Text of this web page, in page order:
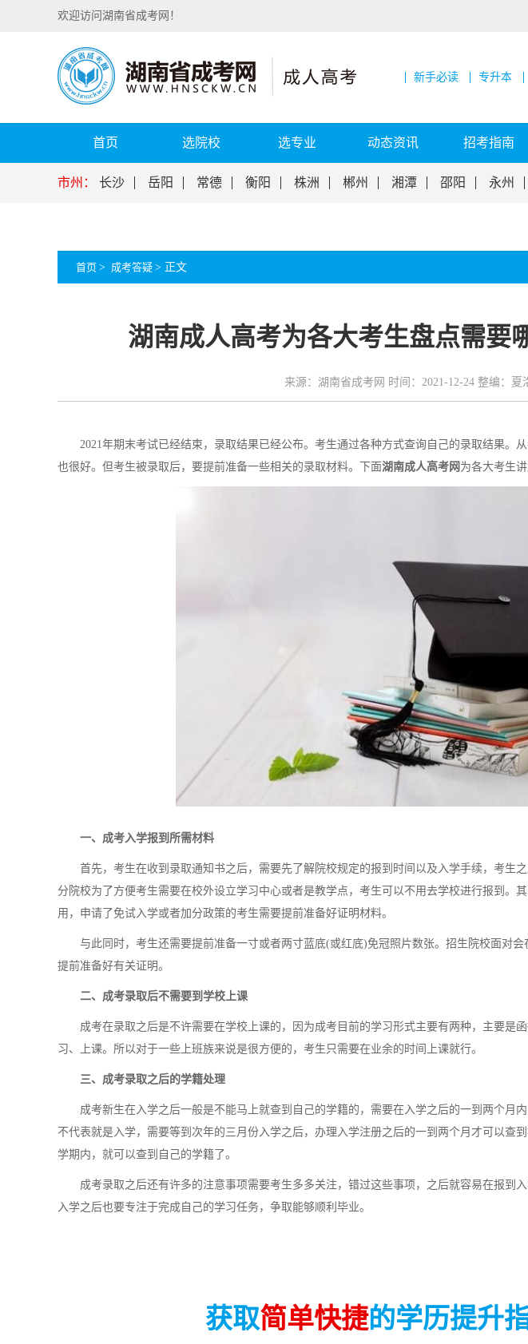
欢迎访问湖南省成考网！
新手必读 专升本
首页 选院校 选专业 动态资讯 招考指南
市州： 长沙 岳阳 常德 衡阳 株洲 郴州 湘潭 邵阳 永州
首页 > 成考答疑 > 正文
湖南成人高考​为各大考生盘点需要
来源：湖南省成考网 时间：2021-12-24 整编：夏
2021年期末考试已经结束，录取结果已经公布。考生通过各种方式查询自己的录取结果。
也很好。但考生被录取后，要提前准备一些相关的录取材料。下面湖南成人高考网 为各大考生
一、成考入学报到所需材料
首先，考生在收到录取通知书之后，需要先了解院校规定的报到时间以及入学手续，考生
分院校为了方便考生需要在校外设立学习中心或者是教学点，考生可以不用去学校进行报到。
用，申请了免试入学或者加分政策的考生需要提前准备好证明材料。
与此同时，考生还需要提前准备一寸或者两寸蓝底(或红底)免冠照片数张。招生院校面对会
提前准备好有关证明。
二、成考录取后不需要到学校上课
成考在录取之后是不许需要在学校上课的，因为成考目前的学习形式主要有两种，主要是
习、上课。所以对于一些上班族来说是很方便的，考生只需要在业余的时间上课就行。
三、成考录取之后的学籍处理
成考新生在入学之后一般是不能马上就查到自己的学籍的，需要在入学之后的一到两个月
不代表就是入学，需要等到次年的三月份入学之后，办理入学注册之后的一到两个月才可以查
学期内，就可以查到自己的学籍了。
成考录取之后还有许多的注意事项需要考生多多关注，错过这些事项，之后就容易在报到
入学之后也要专注于完成自己的学习任务，争取能够顺利毕业。
获取简单快捷的学历提升
湖南工业大
招生简章 立